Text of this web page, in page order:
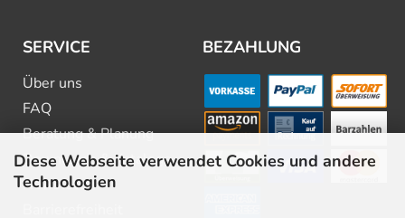
Diese Webseite verwendet Cookies und andere
Technologien
SERVICE
Über uns
FAQ
Beratung & Planung
Downloads & Kataloge
Newsletter
BEZAHLUNG